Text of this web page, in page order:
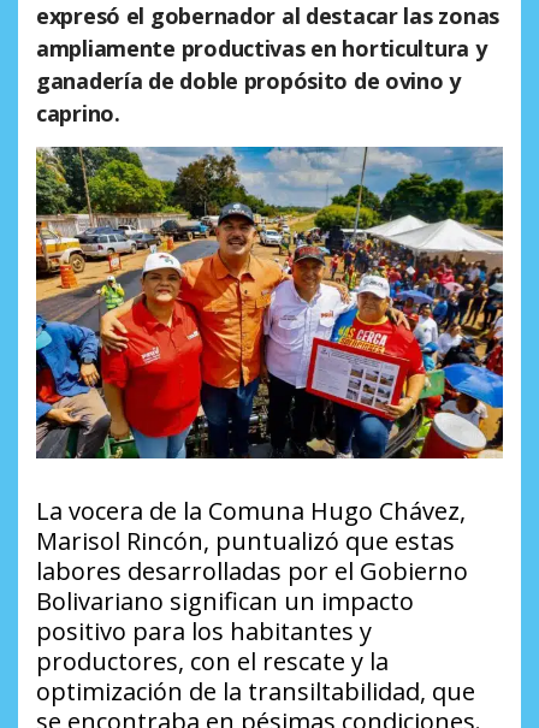
expresó el gobernador al destacar las zonas
ampliamente productivas en horticultura y
ganadería de doble propósito de ovino y
caprino.
La vocera de la Comuna Hugo Chávez,
Marisol Rincón, puntualizó que estas
labores desarrolladas por el Gobierno
Bolivariano significan un impacto
positivo para los habitantes y
productores, con el rescate y la
optimización de la transiltabilidad, que